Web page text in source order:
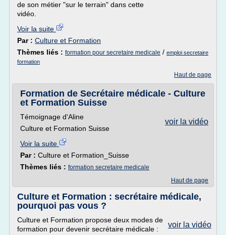
de son métier "sur le terrain" dans cette
vidéo.
Voir la suite
Par : Culture et Formation
Thèmes liés : formation pour secretaire medicale / emploi secretaire
formation
Haut de page
Formation de Secrétaire médicale - Culture
et Formation Suisse
voir la vidéo
Témoignage d'Aline
Culture et Formation Suisse
Voir la suite
Par : Culture et Formation_Suisse
Thèmes liés : formation secretaire medicale
Haut de page
Culture et Formation : secrétaire médicale,
pourquoi pas vous ?
voir la vidéo
Culture et Formation propose deux modes de
formation pour devenir secrétaire médicale :